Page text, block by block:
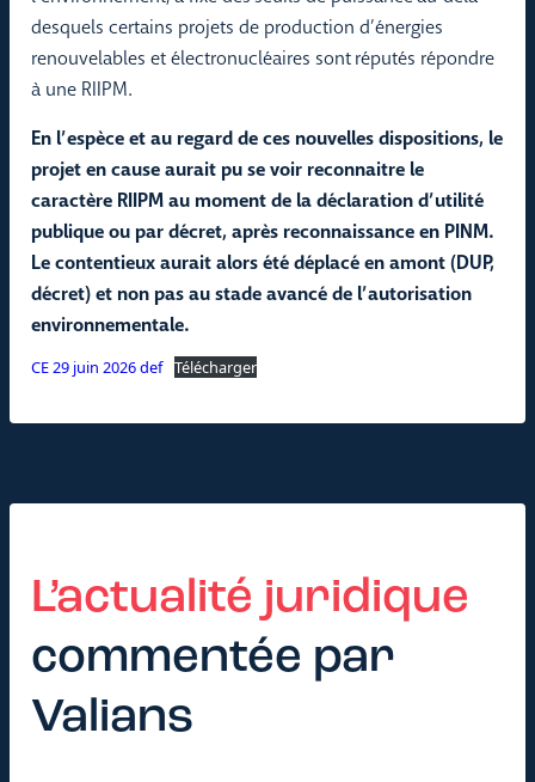
desquels certains projets de production d’énergies
renouvelables et électronucléaires sont réputés répondre
à une RIIPM.
En l’espèce et au regard de ces nouvelles dispositions, le
projet en cause aurait pu se voir reconnaitre le
caractère RIIPM au moment de la déclaration d’utilité
publique ou par décret, après reconnaissance en PINM.
Le contentieux aurait alors été déplacé en amont (DUP,
décret) et non pas au stade avancé de l’autorisation
environnementale.
CE 29 juin 2026 def Télécharger
L’actualité juridique
commentée par
Valians